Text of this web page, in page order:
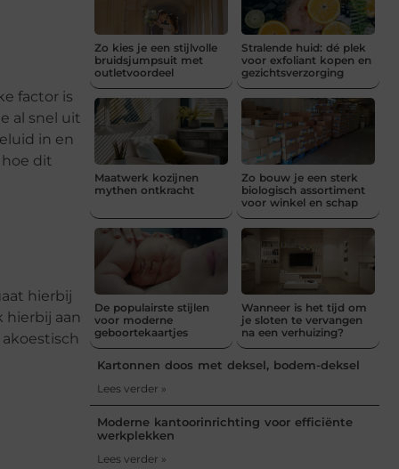
factor is
al snel uit
in en
dit
hierbij
hierbij aan
Zo kies je een stijlvolle
bruidsjumpsuit met
outletvoordeel
Stralende huid: dé plek
voor exfoliant kopen en
gezichtsverzorging
Maatwerk kozijnen
mythen ontkracht
Zo bouw je een sterk
biologisch assortiment
voor winkel en schap
De populairste stijlen
voor moderne
geboortekaartjes
Wanneer is het tijd om
je sloten te vervangen
na een verhuizing?
Kartonnen doos met deksel, bodem-deksel
Lees verder »
Moderne kantoorinrichting voor efficiënte
werkplekken
Lees verder »